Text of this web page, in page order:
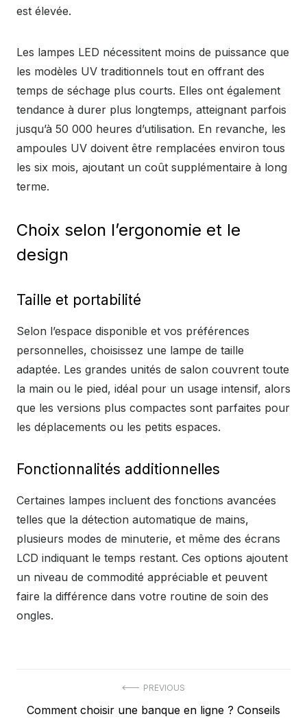
est élevée.
Les lampes LED nécessitent moins de puissance que
les modèles UV traditionnels tout en offrant des
temps de séchage plus courts. Elles ont également
tendance à durer plus longtemps, atteignant parfois
jusqu’à 50 000 heures d’utilisation. En revanche, les
ampoules UV doivent être remplacées environ tous
les six mois, ajoutant un coût supplémentaire à long
terme.
Choix selon l’ergonomie et le
design
Taille et portabilité
Selon l’espace disponible et vos préférences
personnelles, choisissez une lampe de taille
adaptée. Les grandes unités de salon couvrent toute
la main ou le pied, idéal pour un usage intensif, alors
que les versions plus compactes sont parfaites pour
les déplacements ou les petits espaces.
Fonctionnalités additionnelles
Certaines lampes incluent des fonctions avancées
telles que la détection automatique de mains,
plusieurs modes de minuterie, et même des écrans
LCD indiquant le temps restant. Ces options ajoutent
un niveau de commodité appréciable et peuvent
faire la différence dans votre routine de soin des
ongles.
de
PREVIOUS
Previous
Comment choisir une banque en ligne ? Conseils